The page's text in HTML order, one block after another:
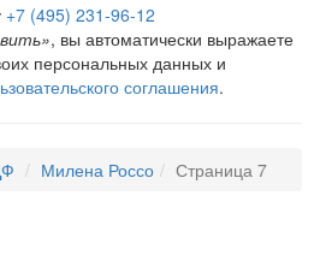
+7 (495) 231-96-12
, вы автоматически выражаете
персональных данных и
соглашения.
Милена Россо Страница 7